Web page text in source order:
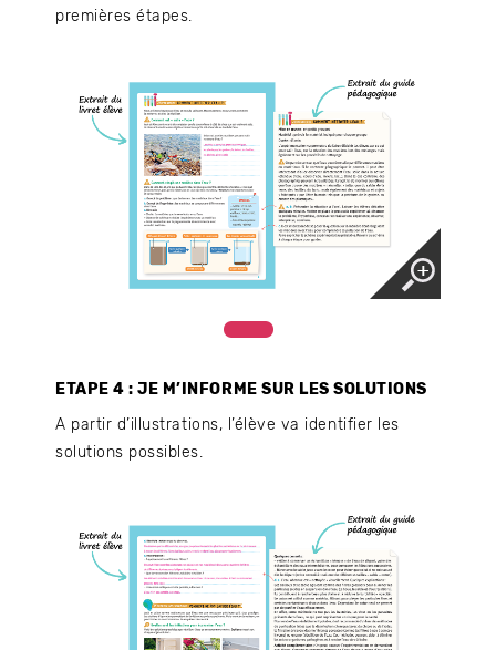
premières étapes.
ETAPE 4 : JE M’INFORME SUR LES SOLUTIONS
A partir d’illustrations, l’élève va identifier les
solutions possibles.